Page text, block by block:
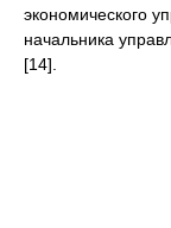
экономического
начальника
[14].